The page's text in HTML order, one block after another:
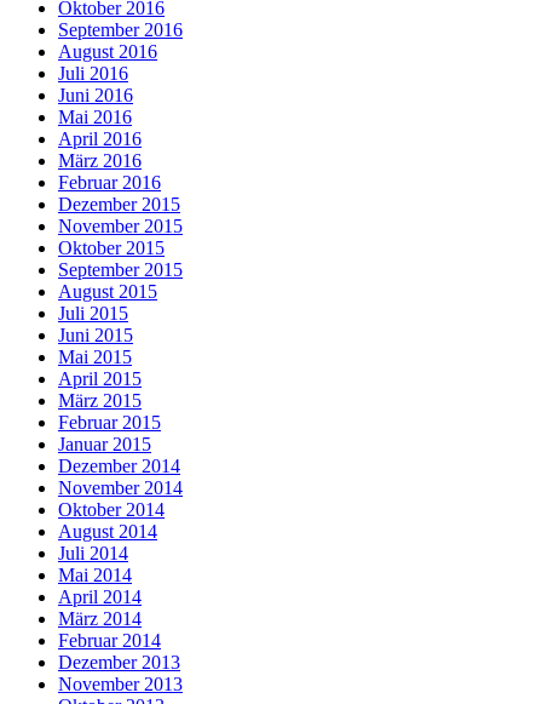
Oktober 2016
September 2016
August 2016
Juli 2016
Juni 2016
Mai 2016
April 2016
März 2016
Februar 2016
Dezember 2015
November 2015
Oktober 2015
September 2015
August 2015
Juli 2015
Juni 2015
Mai 2015
April 2015
März 2015
Februar 2015
Januar 2015
Dezember 2014
November 2014
Oktober 2014
August 2014
Juli 2014
Mai 2014
April 2014
März 2014
Februar 2014
Dezember 2013
November 2013